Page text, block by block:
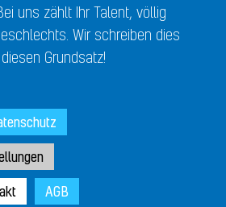
uns zählt Ihr Talent, völlig
Wir schreiben dies
Grundsatz!
AGB